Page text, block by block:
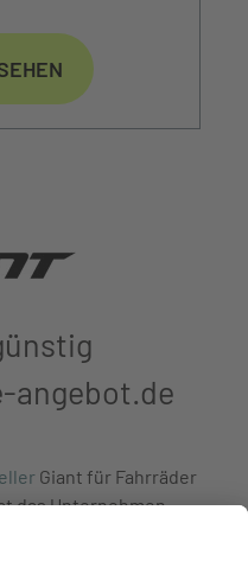
angebot.de
Giant für Fahrräder
das Unternehmen
So war das